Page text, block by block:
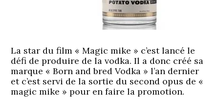
La star du film « Magic mike » c’est lancé le
défi de produire de la vodka. Il a donc créé sa
marque « Born and bred Vodka » l’an dernier
et c’est servi de la sortie du second opus de «
magic mike » pour en faire la promotion.